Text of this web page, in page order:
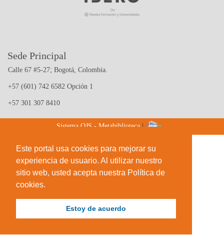
Este portal usa cookies para mejorar su
experiencia de usuario. Al utilizar nuestro
sitio web, usted acepta nuestra Política de
cookies.
Estoy de acuerdo
Sede Principal
Calle 67 #5-27; Bogotá, Colombia.
+57 (601) 742 6582 Opción 1
+57 301 307 8410
Sistema OJS - Metabiblioteca |